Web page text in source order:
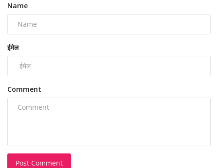
Name
ईमेल
Comment
Post Comment